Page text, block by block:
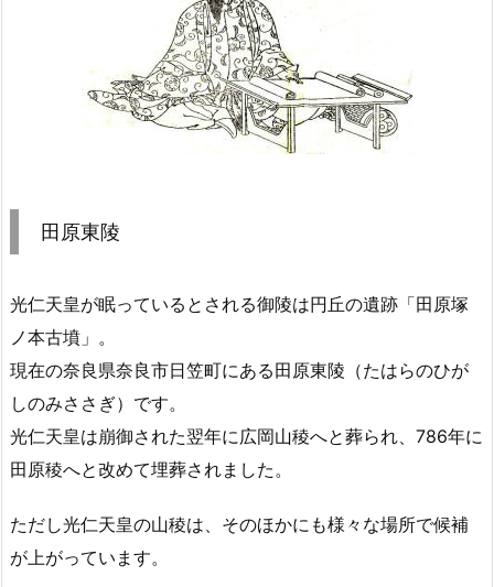
田原東陵
光仁天皇が眠っているとされる御陵は円丘の遺跡「田原塚
ノ本古墳」。
現在の奈良県奈良市日笠町にある田原東陵（たはらのひが
しのみささぎ）です。
光仁天皇は崩御された翌年に広岡山稜へと葬られ、786年に
田原稜へと改めて埋葬されました。
ただし光仁天皇の山稜は、そのほかにも様々な場所で候補
が上がっています。